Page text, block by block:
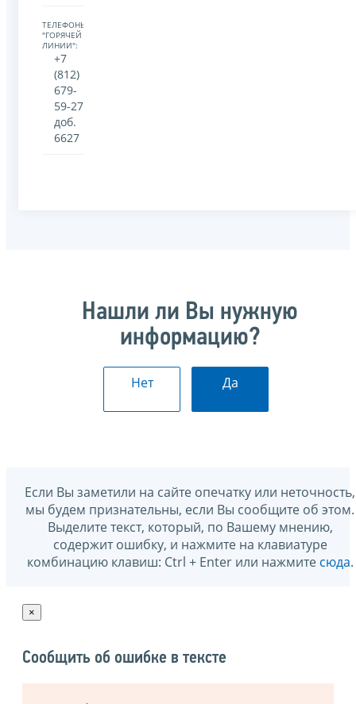
ТЕЛЕФОНЫ
"ГОРЯЧЕЙ
ЛИНИИ":
+7
(812)
679-
59-27
доб.
6627
Нашли ли Вы нужную
информацию?
Нет Да
Если Вы заметили на сайте опечатку или неточность,
мы будем признательны, если Вы сообщите об этом.
Выделите текст, который, по Вашему мнению,
содержит ошибку, и нажмите на клавиатуре
комбинацию клавиш: Ctrl + Enter или нажмите сюда.
×
Сообщить об ошибке в тексте